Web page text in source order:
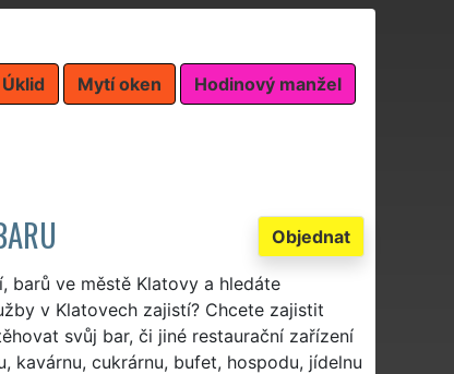
Úklid Mytí oken Hodinový manžel
Objednat
barů ve městě Klatovy a hledáte
v Klatovech zajistí? Chcete zajistit
svůj bar, či jiné restaurační zařízení
kavárnu, cukrárnu, bufet, hospodu, jídelnu